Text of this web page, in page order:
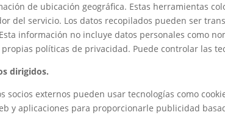
de ubicación geográfica. Estas herramientas
del servicio. Los datos recopilados pueden ser
información no incluye datos personales como
propias políticas de privacidad. Puede controlar las
dirigidos.
socios externos pueden usar tecnologías como
y aplicaciones para proporcionarle publicidad